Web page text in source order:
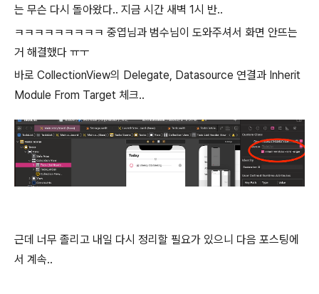
는 무슨 다시 돌아왔다.. 지금 시간 새벽 1시 반..
ㅋㅋㅋㅋㅋㅋㅋㅋㅋ 중엽님과 범수님이 도와주셔서 화면 안뜨는
거 해결했다 ㅠㅜ
바로 CollectionView의 Delegate, Datasource 연결과 Inherit
Module From Target 체크..
근데 너무 졸리고 내일 다시 정리할 필요가 있으니 다음 포스팅에
서 계속..